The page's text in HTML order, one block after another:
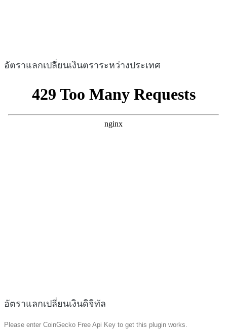
อัตราแลกเปลี่ยนเงินตราระหว่างประเทศ
อัตราแลกเปลี่ยนเงินดิจิทัล
Please enter CoinGecko Free Api Key to get this plugin works.